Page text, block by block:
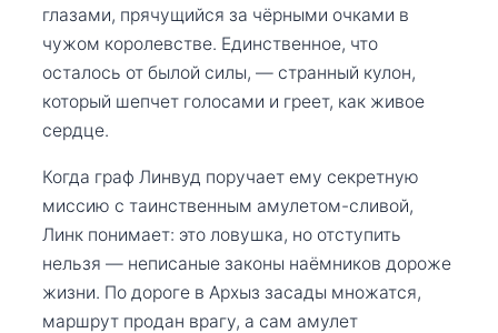
глазами, прячущийся за чёрными очками в
чужом королевстве. Единственное, что
осталось от былой силы, — странный кулон,
который шепчет голосами и греет, как живое
сердце.
Когда граф Линвуд поручает ему секретную
миссию с таинственным амулетом-сливой,
Линк понимает: это ловушка, но отступить
нельзя — неписаные законы наёмников дороже
жизни. По дороге в Архыз засады множатся,
маршрут продан врагу, а сам амулет